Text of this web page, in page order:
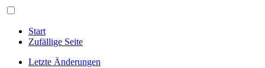
Start
Zufällige Seite
Letzte Änderungen